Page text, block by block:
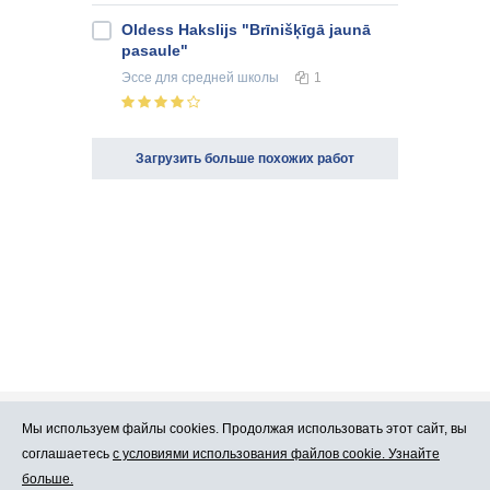
Oldess Hakslijs "Brīnišķīgā jaunā
pasaule"
Эссе для средней школы 1
Загрузить больше похожих работ
Про Atlants.lv Реклама
Мы используем файлы cookies. Продолжая использовать этот сайт, вы
соглашаетесь с условиями использования файлов cookie. Узнайте
больше.